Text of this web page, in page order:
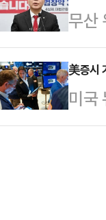
는
계양
기다
느껴
된
원에
고…
무산
다.
등
어떤
다.
美증시
미국
방송